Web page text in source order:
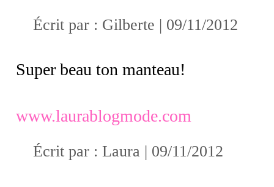
Écrit par : Gilberte | 09/11/2012
Super beau ton manteau!
www.laurablogmode.com
Écrit par : Laura | 09/11/2012